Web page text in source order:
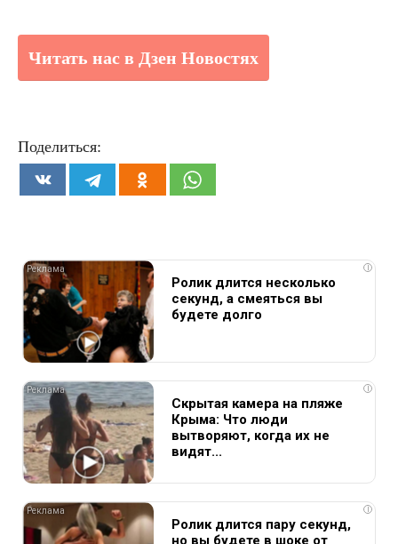
Читать нас в Дзен Новостях
Поделиться:
i
Ролик длится несколько
секунд, а смеяться вы
будете долго
i
Скрытая камера на пляже
Крыма: Что люди
вытворяют, когда их не
видят...
i
Ролик длится пару секунд,
но вы будете в шоке от